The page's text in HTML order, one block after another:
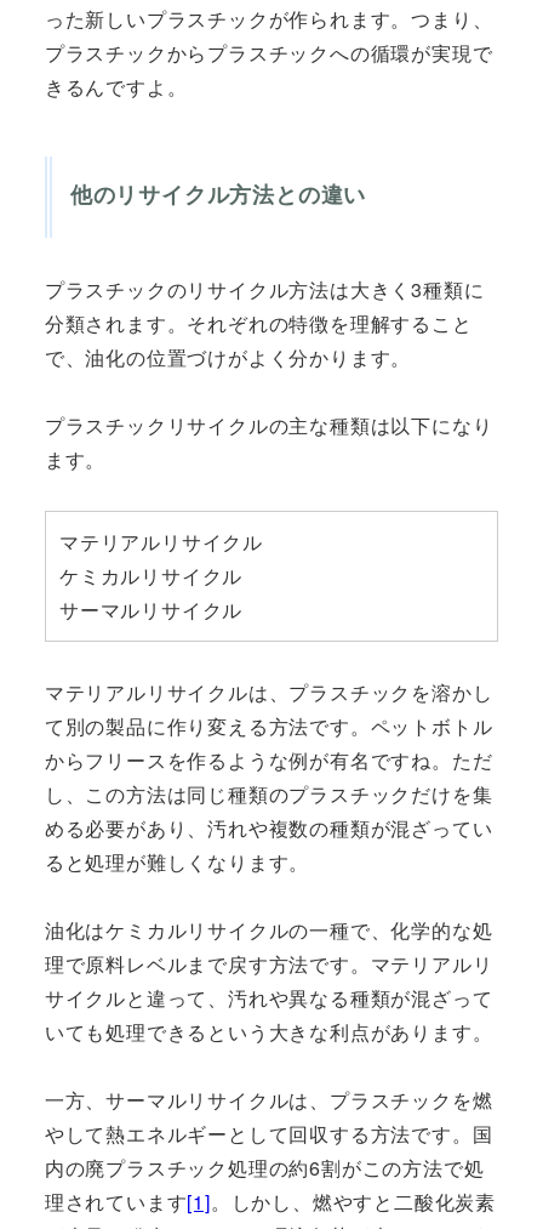
った新しいプラスチックが作られます。つまり、
プラスチックからプラスチックへの循環が実現で
きるんですよ。
他のリサイクル方法との違い
プラスチックのリサイクル方法は大きく3種類に
分類されます。それぞれの特徴を理解すること
で、油化の位置づけがよく分かります。
プラスチックリサイクルの主な種類は以下になり
ます。
マテリアルリサイクル
ケミカルリサイクル
サーマルリサイクル
マテリアルリサイクルは、プラスチックを溶かし
て別の製品に作り変える方法です。ペットボトル
からフリースを作るような例が有名ですね。ただ
し、この方法は同じ種類のプラスチックだけを集
める必要があり、汚れや複数の種類が混ざってい
ると処理が難しくなります。
油化はケミカルリサイクルの一種で、化学的な処
理で原料レベルまで戻す方法です。マテリアルリ
サイクルと違って、汚れや異なる種類が混ざって
いても処理できるという大きな利点があります。
一方、サーマルリサイクルは、プラスチックを燃
やして熱エネルギーとして回収する方法です。国
内の廃プラスチック処理の約6割がこの方法で処
理されています[1]。しかし、燃やすと二酸化炭素